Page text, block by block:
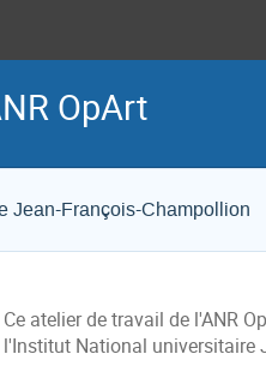
OpArt
Jean-François-Champollion
Ce atelier de travail de l'ANR
l'Institut National universitaire